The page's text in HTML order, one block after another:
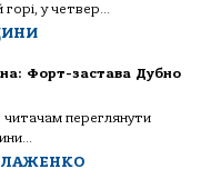
у четвер...
Форт-застава Дубно
переглянути